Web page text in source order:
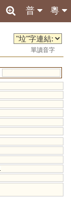
粵
普
單讀音字